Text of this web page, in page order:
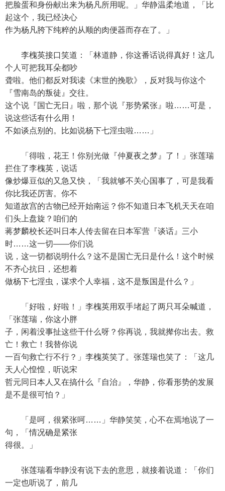
把脸蛋和身份献出来为杨凡所用呢。」华静温柔地道，「比
起这个，我已经决心
作为杨凡胯下纯粹的从顺的肉便器而存在了。」
李槐英接口笑道：「林道静，你这番话说得真好！这几
个人可把我耳朵都吵
聋啦。他们都反对我读《末世的挽歌》，反对我与你这个
『雪南岛的叛徒』交往。
这个说『国亡无日』啦，那个说『形势紧张』啦……可是，
说这些话有什么用！
不如谈点别的。比如说杨下七淫虫啦……」
「得啦，花王！你别光做『仲夏夜之梦』了！」张莲瑞
拦住了李槐英，说话
像炒爆豆似的又急又快，「我就够不关心国事了，可是我看
你比我还厉害。你不
知道故宫的古物已经开始南运？你不知道日本飞机天天在咱
们头上盘旋？咱们的
蒋梦麟校长还叫日本人传去留在日本军营『谈话』三小
时……这一切——你们说
说，这一切都说明什么？这不是国亡无日是什么！这个时候
不齐心抗日，还想着
做杨下七淫虫，谋求个人幸福，这不是叛国是什么？」
「好啦，好啦！」李槐英用双手堵起了两只耳朵喊道，
「张莲瑞，你这小胖
子，闲着没事扯这些干什么呀？你再说，我就撵你出去。救
亡！救亡！我替你说
一百句救亡行不行？」李槐英笑了。张莲瑞也笑了：「这几
天人心惶惶，听说宋
哲元同日本人又在搞什么『自治』，华静，你看形势的发展
是不是很可怕？」
「是呵，很紧张呵……」华静笑笑，心不在焉地说了一
句，「情况确是紧张
得很。」
张莲瑞看华静没有说下去的意思，就接着说道：「你们
一定也听说了，前几